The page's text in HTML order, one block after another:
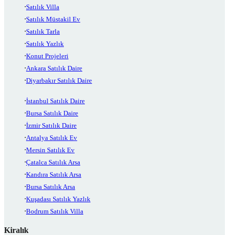
Satılık Villa
Satılık Müstakil Ev
Satılık Tarla
Satılık Yazlık
Konut Projeleri
Ankara Satılık Daire
Diyarbakır Satılık Daire
İstanbul Satılık Daire
Bursa Satılık Daire
İzmir Satılık Daire
Antalya Satılık Ev
Mersin Satılık Ev
Çatalca Satılık Arsa
Kandıra Satılık Arsa
Bursa Satılık Arsa
Kuşadası Satılık Yazlık
Bodrum Satılık Villa
Kiralık